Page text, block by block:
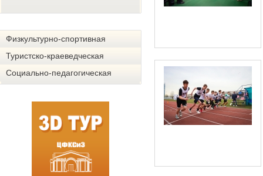
Физкультурно-спортивная
Туристско-краеведческая
Социально-педагогическая